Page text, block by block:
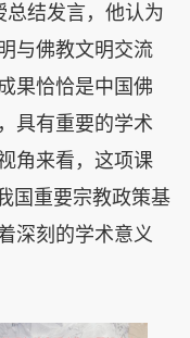
结发言，他认为
与佛教文明交流
果恰恰是中国佛
具有重要的学术
角来看，这项课
国重要宗教政策基
深刻的学术意义